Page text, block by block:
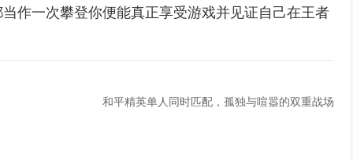
作一次攀登你便能真正享受游戏并见证自己在王者
和平精英单人同时匹配，孤独与喧嚣的双重战场